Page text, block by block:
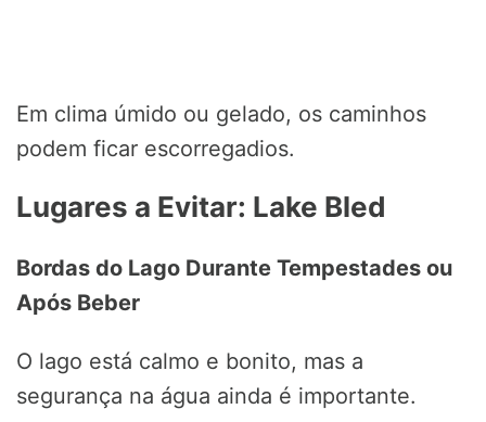
Em clima úmido ou gelado, os caminhos
podem ficar escorregadios.
Lugares a Evitar: Lake Bled
Bordas do Lago Durante Tempestades ou
Após Beber
O lago está calmo e bonito, mas a
segurança na água ainda é importante.